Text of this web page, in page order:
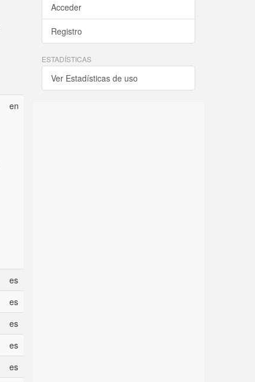
en
es
es
es
es
es
Acceder
Registro
ESTADÍSTICAS
Ver Estadísticas de uso